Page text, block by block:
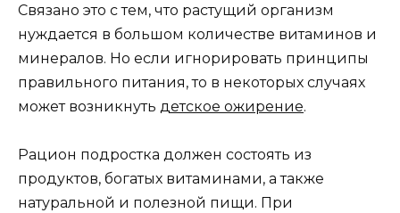
Связано это с тем, что растущий организм
нуждается в большом количестве витаминов и
минералов. Но если игнорировать принципы
правильного питания, то в некоторых случаях
может возникнуть детское ожирение.
Рацион подростка должен состоять из
продуктов, богатых витаминами, а также
натуральной и полезной пищи. При